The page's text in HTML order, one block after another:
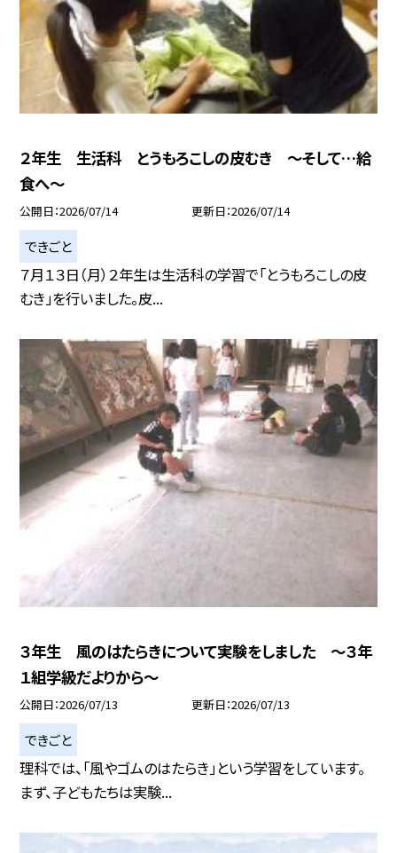
２年生 生活科 とうもろこしの皮むき ～そして…給
食へ～
公開日 2026/07/14 更新日 2026/07/14
できごと
７月１３日（月）２年生は生活科の学習で「とうもろこしの皮
むき」を行いました。皮...
３年生 風のはたらきについて実験をしました ～３年
１組学級だよりから～
公開日 2026/07/13 更新日 2026/07/13
できごと
理科では、「風やゴムのはたらき」という学習をしています。
まず、子どもたちは実験...